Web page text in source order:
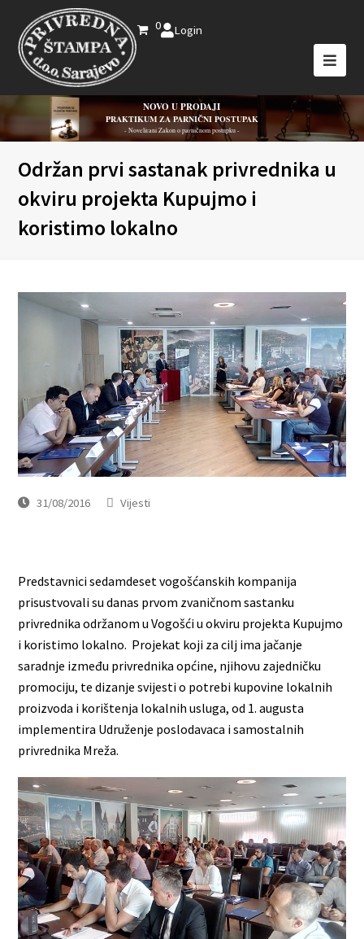
0 Login
NOVO U PRODAJI
PRAKTIKUM ZA PARNIČNI POSTUPAK
- Novelirani Zakon o parničnom postupku -
Održan prvi sastanak privrednika u
okviru projekta Kupujmo i
koristimo lokalno
31/08/2016 Vijesti
Predstavnici sedamdeset vogošćanskih kompanija
prisustvovali su danas prvom zvaničnom sastanku
privrednika održanom u Vogošći u okviru projekta Kupujmo
i koristimo lokalno. Projekat koji za cilj ima jačanje
saradnje između privrednika općine, njihovu zajedničku
promociju, te dizanje svijesti o potrebi kupovine lokalnih
proizvoda i korištenja lokalnih usluga, od 1. augusta
implementira Udruženje poslodavaca i samostalnih
privrednika Mreža.